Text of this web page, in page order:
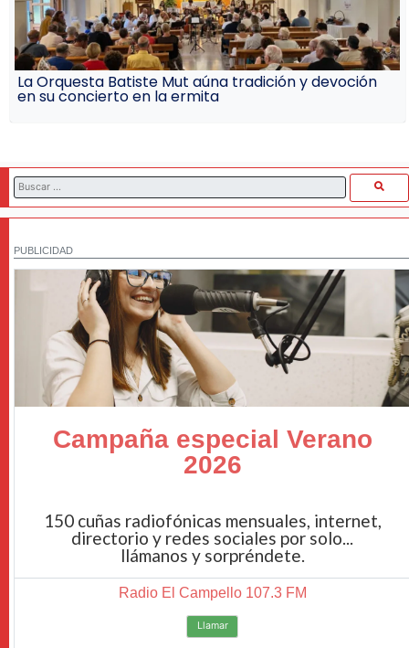
La Orquesta Batiste Mut aúna tradición y devoción
en su concierto en la ermita
PUBLICIDAD
Campaña especial Verano
2026
150 cuñas radiofónicas mensuales, internet,
directorio y redes sociales por solo...
llámanos y sorpréndete.
Radio El Campello 107.3 FM
Llamar